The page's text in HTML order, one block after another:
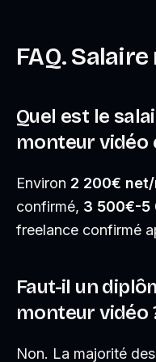
FAQ.
Quel est le
monteur vidéo
Environ 2 200€
confirmé, 3 500€-5
freelance confirmé
Faut-il un
monteur vidéo
Non. La majorité